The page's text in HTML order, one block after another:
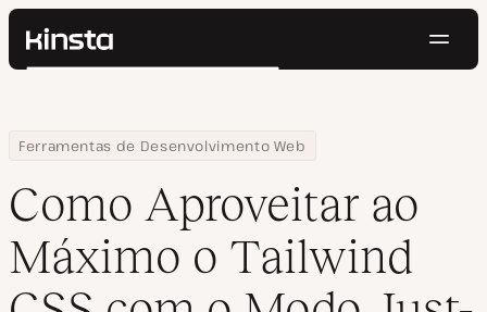
Kinsta®
Preços
Contato
Pesquisar
Home
Centro de Recursos
Blog
Ferramentas de Desenvolvimento Web
Como Aproveitar ao Máximo o Tailwind CSS com o Modo Just-in-
Como Aproveitar ao
Máximo o Tailwind